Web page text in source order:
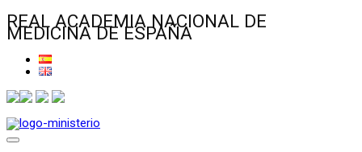
REAL ACADEMIA NACIONAL DE
MEDICINA DE ESPAÑA